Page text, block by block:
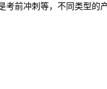
前冲刺等，不同类型的